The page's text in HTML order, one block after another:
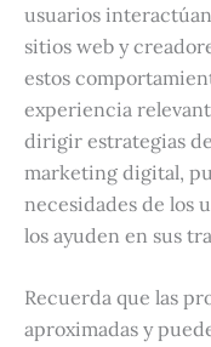
usuarios
sitios web y
estos
experiencia
dirigir estrategias
marketing digital,
necesidades de los
los ayuden en sus
Recuerda que las
aproximadas y